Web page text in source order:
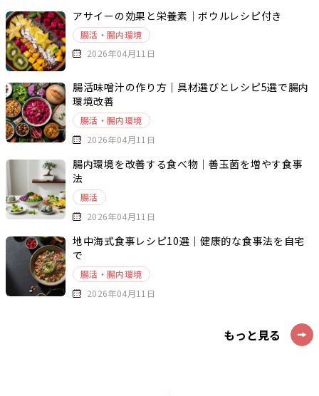
アサイーの効果と栄養素｜ボウルレシピ付き
腸活・腸内環境
2026年04月11日
腸活味噌汁の作り方｜具材選びとレシピ5選で腸内
環境改善
腸活・腸内環境
2026年04月11日
腸内環境を改善する食べ物｜善玉菌を増やす食事
法
腸活
2026年04月11日
地中海式食事レシピ10選｜健康的な食事法を自宅
で
腸活・腸内環境
2026年04月11日
もっと見る